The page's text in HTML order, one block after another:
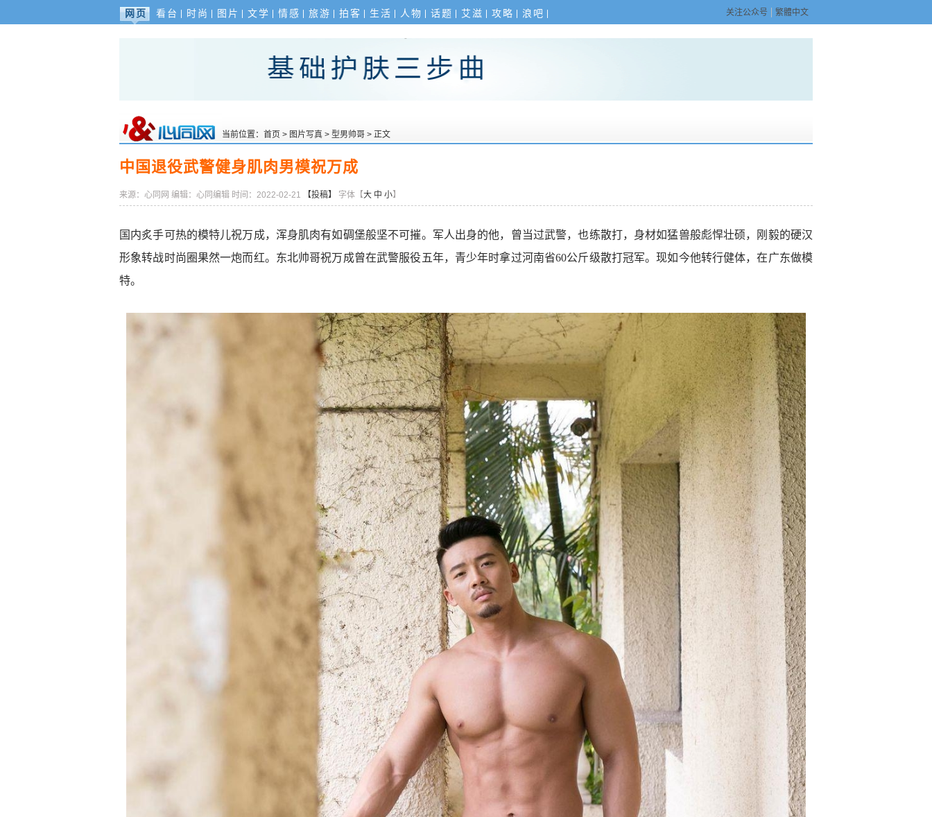
网页 看台 时尚 图片 文学 情感 旅游 拍客 生活 人物 话题 艾滋 攻略 浪吧 关注公众号 繁體中文
当前位置： 首页 > 图片写真 > 型男帅哥 > 正文
中国退役武警健身肌肉男模祝万成
来源：心同网 编辑：心同编辑 时间：2022-02-21 【投稿】 字体【大 中 小】
国内炙手可热的模特儿祝万成，浑身肌肉有如碉堡般坚不可摧。军人出身的他，曾当过武警，也练散打，身材如猛兽般彪悍壮硕，刚毅的硬汉
形象转战时尚圈果然一炮而红。东北帅哥祝万成曾在武警服役五年，青少年时拿过河南省60公斤级散打冠军。现如今他转行健体，在广东做模
特。